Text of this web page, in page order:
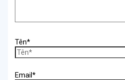
Tên*
Email*